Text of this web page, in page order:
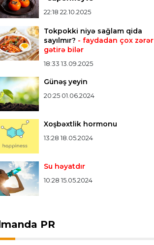
- Qaliblər müəyyənləşdi
1 20:24 08.08.2026
öz komandasının "Formula
iştirak etməyəcəyini açıqladı
xəbərlər >>>
22:18 22.10.2025
Tokpokki niyə sağlam qida
sayılmır? - faydadan çox zərər
gətirə bilər
18:33 13.09.2025
Günəş yeyin
20:25 01.06.2024
Xoşbəxtlik hormonu
13:28 18.05.2024
Su həyatdır
10:28 15.05.2024
PR